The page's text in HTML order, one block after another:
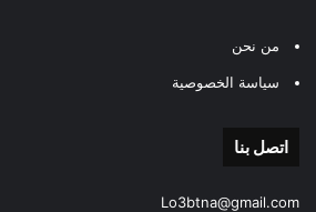
من نحن
سياسة الخصوصية
اتصل بنا
Lo3btna@gmail.com